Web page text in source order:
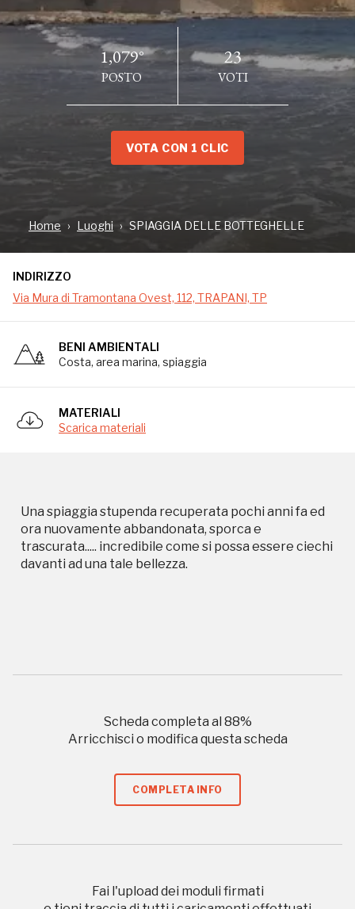
1,079°
POSTO
23
VOTI
VOTA CON 1 CLIC
Home Luoghi SPIAGGIA DELLE BOTTEGHELLE
INDIRIZZO
Via Mura di Tramontana Ovest, 112, TRAPANI, TP
BENI AMBIENTALI
Costa, area marina, spiaggia
MATERIALI
Scarica materiali
Una spiaggia stupenda recuperata pochi anni fa ed
ora nuovamente abbandonata, sporca e
trascurata..... incredibile come si possa essere ciechi
davanti ad una tale bellezza.
Scheda completa al 88%
Arricchisci o modifica questa scheda
COMPLETA INFO
Fai l'upload dei moduli firmati
INDIRIZZO
Una spiaggia stupenda recuperata pochi anni fa ed
ora nuovamente abbandonata, sporca e
luogo
Storico campagne in questo
luogo